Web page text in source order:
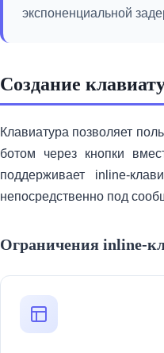
экспоненциальной
Создание
Клавиатура позволяет
ботом через кнопки
поддерживает inline-
непосредственно под
Ограничения inline-